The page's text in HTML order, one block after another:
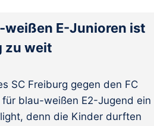
weißen E-Junioren ist
zu weit
SC Freiburg gegen den FC
blau-weißen E2-Jugend ein
denn die Kinder durften